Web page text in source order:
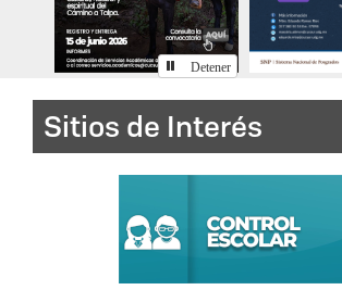
Detener
Sitios de Interés